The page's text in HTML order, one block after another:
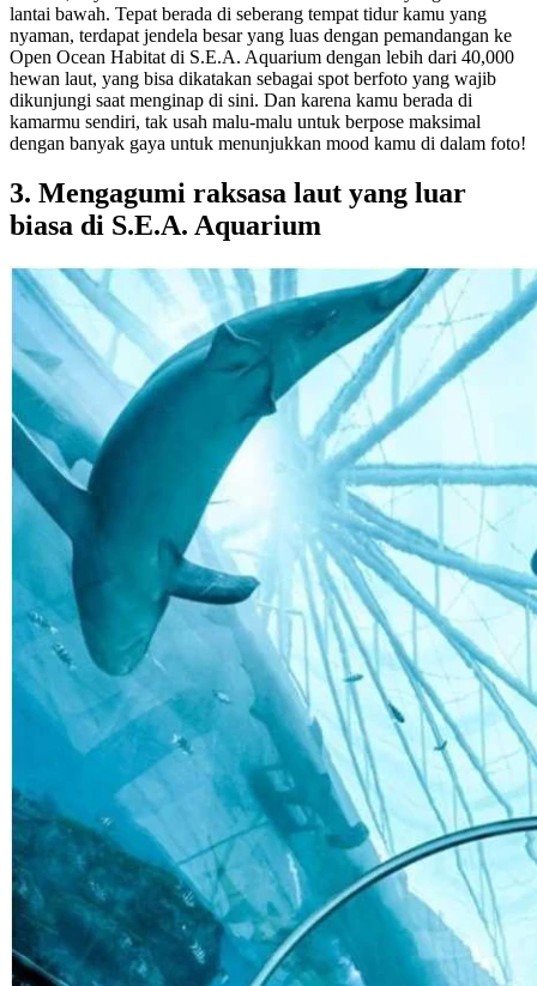
lantai bawah. Tepat berada di seberang tempat tidur kamu yang
nyaman, terdapat jendela besar yang luas dengan pemandangan ke
Open Ocean Habitat di S.E.A. Aquarium dengan lebih dari 40,000
hewan laut, yang bisa dikatakan sebagai spot berfoto yang wajib
dikunjungi saat menginap di sini. Dan karena kamu berada di
kamarmu sendiri, tak usah malu-malu untuk berpose maksimal
dengan banyak gaya untuk menunjukkan mood kamu di dalam foto!
3. Mengagumi raksasa laut yang luar
biasa di S.E.A. Aquarium